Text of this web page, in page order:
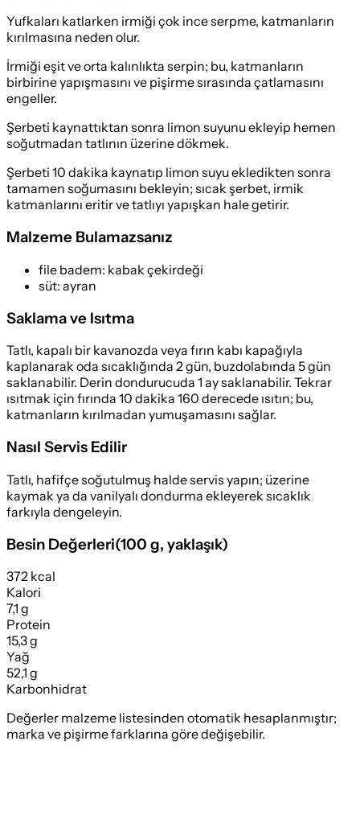
Yufkaları katlarken irmiği çok ince serpme, katmanların
kırılmasına neden olur.
İrmiği eşit ve orta kalınlıkta serpin; bu, katmanların
birbirine yapışmasını ve pişirme sırasında çatlamasını
engeller.
Şerbeti kaynattıktan sonra limon suyunu ekleyip hemen
soğutmadan tatlının üzerine dökmek.
Şerbeti 10 dakika kaynatıp limon suyu ekledikten sonra
tamamen soğumasını bekleyin; sıcak şerbet, irmik
katmanlarını eritir ve tatlıyı yapışkan hale getirir.
Malzeme Bulamazsanız
file badem: kabak çekirdeği
süt: ayran
Saklama ve Isıtma
Tatlı, kapalı bir kavanozda veya fırın kabı kapağıyla
kaplanarak oda sıcaklığında 2 gün, buzdolabında 5 gün
saklanabilir. Derin dondurucuda 1 ay saklanabilir. Tekrar
ısıtmak için fırında 10 dakika 160 derecede ısıtın; bu,
katmanların kırılmadan yumuşamasını sağlar.
Nasıl Servis Edilir
Tatlı, hafifçe soğutulmuş halde servis yapın; üzerine
kaymak ya da vanilyalı dondurma ekleyerek sıcaklık
farkıyla dengeleyin.
Besin Değerleri(100 g, yaklaşık)
372 kcal
Kalori
7,1 g
Protein
15,3 g
Yağ
52,1 g
Karbonhidrat
Değerler malzeme listesinden otomatik hesaplanmıştır;
marka ve pişirme farklarına göre değişebilir.